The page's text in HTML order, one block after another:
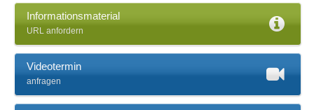
Informationsmaterial
URL anfordern
Videotermin
anfragen